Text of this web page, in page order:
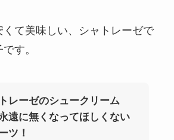
くて美味しい、シャトレーゼで
す。
レーゼのシュークリーム
遠に無くなってほしくない
ツ！